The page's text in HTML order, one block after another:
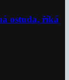
ostuda, říká